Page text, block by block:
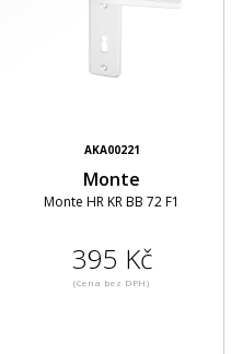
AKA00221
Monte
Monte HR KR BB 72 F1
395 Kč
(Cena bez DPH)